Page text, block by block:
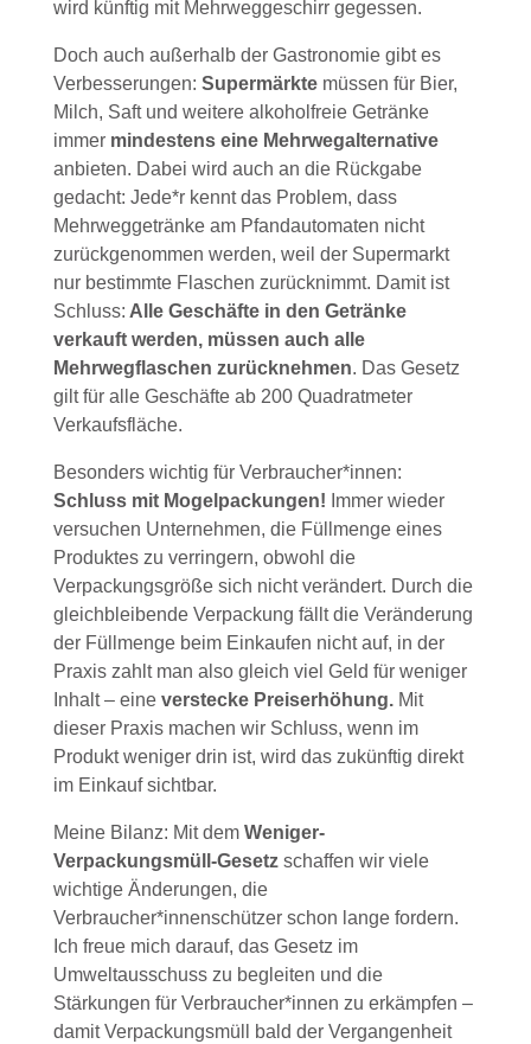
wird künftig mit Mehrweggeschirr gegessen.
Doch auch außerhalb der Gastronomie gibt es
Verbesserungen: Supermärkte müssen für Bier,
Milch, Saft und weitere alkoholfreie Getränke
immer mindestens eine Mehrwegalternative
anbieten. Dabei wird auch an die Rückgabe
gedacht: Jede*r kennt das Problem, dass
Mehrweggetränke am Pfandautomaten nicht
zurückgenommen werden, weil der Supermarkt
nur bestimmte Flaschen zurücknimmt. Damit ist
Schluss: Alle Geschäfte in den Getränke
verkauft werden, müssen auch alle
Mehrwegflaschen zurücknehmen. Das Gesetz
gilt für alle Geschäfte ab 200 Quadratmeter
Verkaufsfläche.
Besonders wichtig für Verbraucher*innen:
Schluss mit Mogelpackungen! Immer wieder
versuchen Unternehmen, die Füllmenge eines
Produktes zu verringern, obwohl die
Verpackungsgröße sich nicht verändert. Durch die
gleichbleibende Verpackung fällt die Veränderung
der Füllmenge beim Einkaufen nicht auf, in der
Praxis zahlt man also gleich viel Geld für weniger
Inhalt – eine verstecke Preiserhöhung.Mit
dieser Praxis machen wir Schluss, wenn im
Produkt weniger drin ist, wird das zukünftig direkt
im Einkauf sichtbar.
Meine Bilanz: Mit dem Weniger-
Verpackungsmüll-Gesetzschaffen wir viele
wichtige Änderungen, die
Verbraucher*innenschützer schon lange fordern.
Ich freue mich darauf, das Gesetz im
Umweltausschuss zu begleiten und die
Stärkungen für Verbraucher*innen zu erkämpfen –
damit Verpackungsmüll bald der Vergangenheit